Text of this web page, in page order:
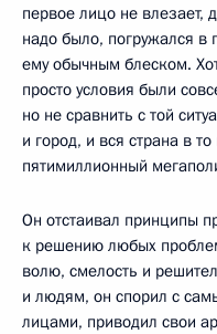
первое лицо не влезает,
надо было, погружался
ему обычным блеском.
просто условия были
но не сравнить с той
и город, и вся страна в
пятимиллионный
Он отстаивал принципы
к решению любых
волю, смелость и
и людям, он спорил с
лицами, приводил свои